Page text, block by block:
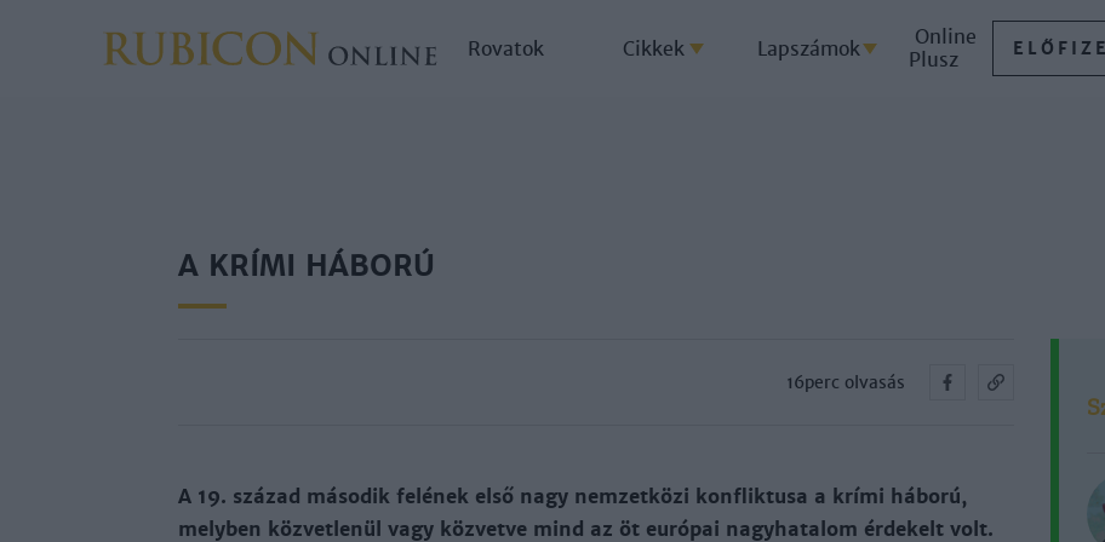
Rovatok Cikkek Lapszámok
Online
Plusz
A KRÍMI HÁBORÚ
16perc olvasás
A 19. szá­zad má­so­dik fe­lé­nek el­ső nagy nem­zet­kö­zi konf­lik­tu­sa a krí­mi há­bo­rú,
mely­ben köz­vet­le­nül vagy köz­vet­ve mind az öt eu­ró­pai nagy­ha­ta­lom ér­de­kelt volt.